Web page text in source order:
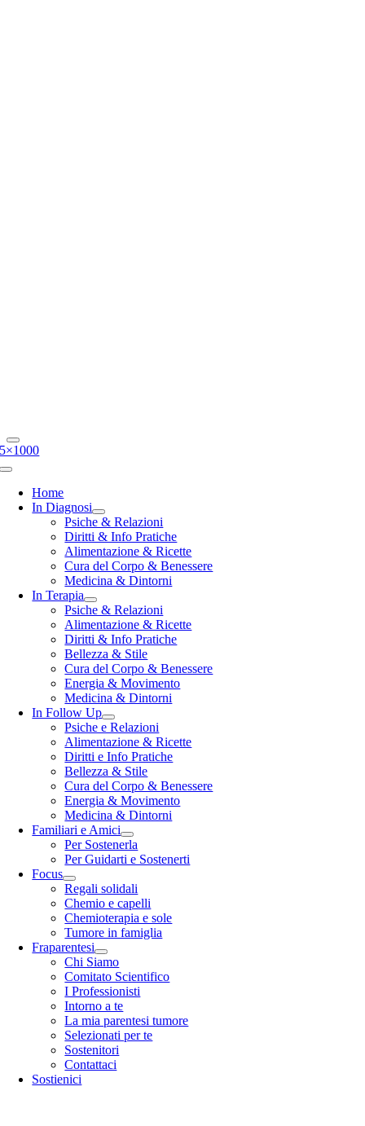
5×1000
Toggle
NavigationHome
In Diagnosi
Psiche & Relazioni
Diritti & Info Pratiche
Alimentazione & Ricette
Cura del Corpo & Benessere
Medicina & Dintorni
In Terapia
Psiche & Relazioni
Alimentazione & Ricette
Diritti & Info Pratiche
Bellezza & Stile
Cura del Corpo & Benessere
Energia & Movimento
Medicina & Dintorni
In Follow Up
Psiche e Relazioni
Alimentazione & Ricette
Diritti e Info Pratiche
Bellezza & Stile
Cura del Corpo & Benessere
Energia & Movimento
Medicina & Dintorni
Familiari e Amici
Per Sostenerla
Per Guidarti e Sostenerti
Focus
Regali solidali
Chemio e capelli
Chemioterapia e sole
Tumore in famiglia
Fraparentesi
Chi Siamo
Comitato Scientifico
I Professionisti
Intorno a te
La mia parentesi tumore
Selezionati per te
Sostenitori
Contattaci
Sostienici